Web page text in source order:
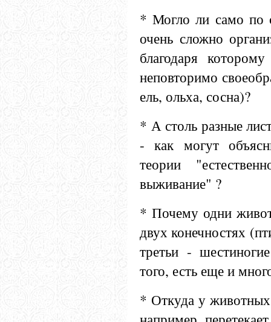
* Могло ли само по
очень сложно
благодаря
неповторимо
ель, ольха, сосна)?
* А столь разные
- как могут
теории
выживание" ?
* Почему одни
двух конечностях
третьи -
того, есть еще и
* Откуда у